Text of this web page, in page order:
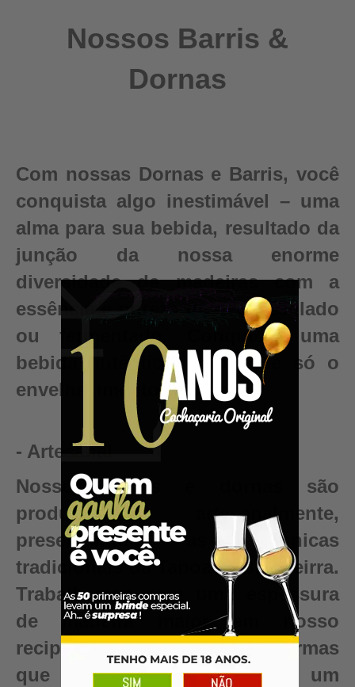
Nossos Barris &
Dornas
Com nossas Dornas e Barris, você
conquista algo inestimável – uma
alma para sua bebida, resultado da
junção da nossa enorme
diversidade de madeiras com a
essência e pureza do seu destilado
ou fermentado. Conquiste uma
bebida autêntica, valor que só o
envelhecimento pode criar.
- Artesanal
Nossos barris e dornas são
produzidos artesanalmente,
preservando as técnicas
tradicionais da Tanoaria Brasileirra.
Trabalhamos com uma espessura
de madeira maior em nosso
recipientes para garantir reformas
que renovam seu barril para um